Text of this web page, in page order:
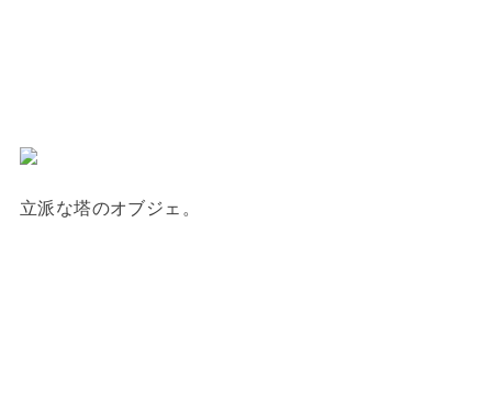
立派な塔のオブジェ。